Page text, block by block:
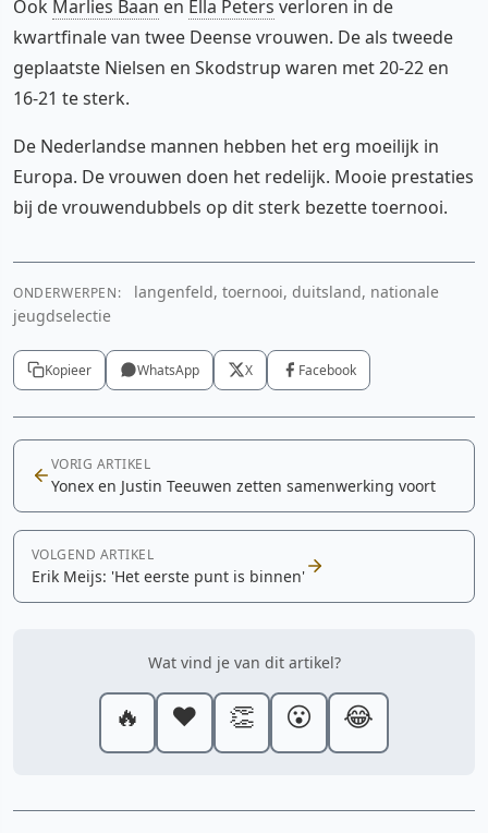
Ook Marlies Baan en Ella Peters verloren in de
kwartfinale van twee Deense vrouwen. De als tweede
geplaatste Nielsen en Skodstrup waren met 20-22 en
16-21 te sterk.
De Nederlandse mannen hebben het erg moeilijk in
Europa. De vrouwen doen het redelijk. Mooie prestaties
bij de vrouwendubbels op dit sterk bezette toernooi.
ONDERWERPEN:
langenfeld, toernooi, duitsland, nationale
jeugdselectie
Kopieer WhatsApp X Facebook
VORIG ARTIKEL
Yonex en Justin Teeuwen zetten samenwerking voort
VOLGEND ARTIKEL
Erik Meijs: 'Het eerste punt is binnen'
Wat vind je van dit artikel?
🔥 ❤️ 👏 😮 😂